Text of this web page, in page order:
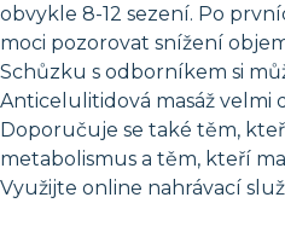
obvykle 8-12 sezení. Po
moci pozorovat snížení
Schůzku s odborníkem si
Anticelulitidová masáž velmi
Doporučuje se také těm,
metabolismus a těm, kteří
Využijte online nahrávací